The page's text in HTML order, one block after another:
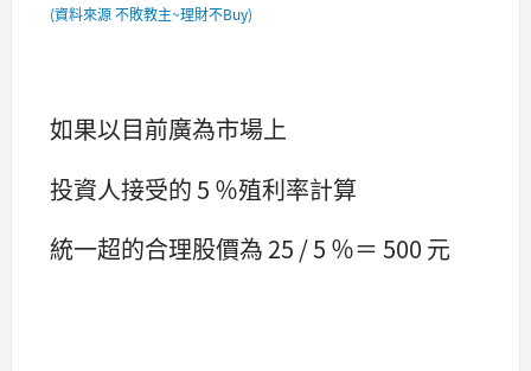
(資料來源 不敗教主~理財不Buy)
如果以目前廣為市場上
投資人接受的 5 ％殖利率計算
統一超的合理股價為 25 / 5 ％＝ 500 元